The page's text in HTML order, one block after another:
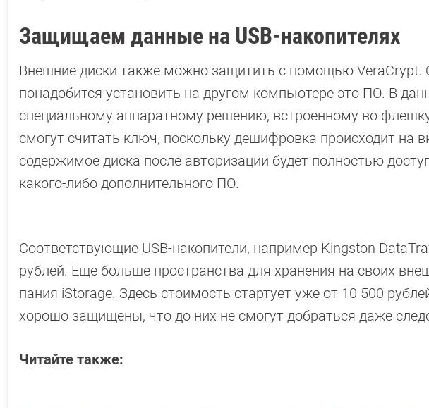
Защищаем данные на USB-накопителях
Внешние диски также можно защитить с помощью VeraCrypt.
понадобится установить на другом компьютере это ПО. В
специальному аппаратному решению, встроенному во
смогут считать ключ, поскольку дешифровка происходит на
содержимое диска после авторизации будет полностью
какого-либо дополнительного ПО.
Соответствующие USB-накопители, например Kingston
рублей. Еще больше пространства для хранения на своих
пания iStorage. Здесь стоимость стартует уже от 10 500
хорошо защищены, что до них не смогут добраться даже
Читайте также: